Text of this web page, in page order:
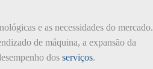
e as necessidades do mercado.
de máquina, a expansão da
dos serviços.